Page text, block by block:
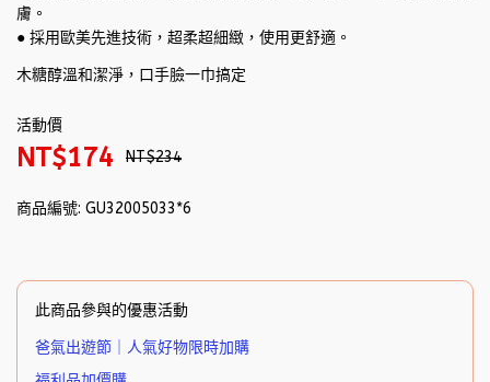
膚。
● 採用歐美先進技術，超柔超細緻，使用更舒適。
木糖醇溫和潔淨，口手臉一巾搞定
活動價
NT$174 NT$234
商品編號: GU32005033*6
此商品參與的優惠活動
爸氣出遊節｜人氣好物限時加購